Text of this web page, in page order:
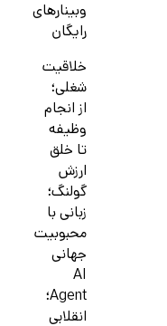
وبینارهای
رایگان
خلاقیت
شغلی؛
از انجام
وظیفه
تا خلق
ارزش
گولنگ؛
زبانی با
محبوبیت
جهانی
AI
Agent؛
انقلابی